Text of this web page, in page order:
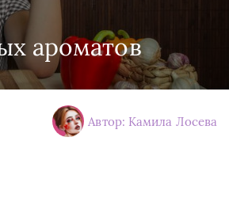
ароматов
Автор: Камила Лосева